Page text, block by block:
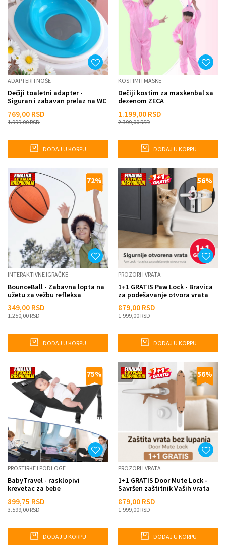
ADAPTERI I NOŠE
Dečiji toaletni adapter -
Siguran i zabavan prelaz na WC
769,00 RSD
1.999,00RSD
DODAJ U KORPU
KOSTIMI I MASKE
Dečiji kostim za maskenbal sa
dezenom ZECA
1.199,00 RSD
2.399,00RSD
DODAJ U KORPU
72%
INTERAKTIVNE IGRAČKE
BounceBall - Zabavna lopta na
užetu za vežbu refleksa
349,00 RSD
1.250,00RSD
DODAJ U KORPU
56%
PROZORI I VRATA
1+1 GRATIS Paw Lock - Bravica
za podešavanje otvora vrata
879,00 RSD
1.999,00RSD
DODAJ U KORPU
75%
PROSTIRKE I PODLOGE
BabyTravel - rasklopivi
krevetac za bebe
899,75 RSD
3.599,00RSD
DODAJ U KORPU
56%
PROZORI I VRATA
1+1 GRATIS Door Mute Lock -
Savršen zaštitnik Vaših vrata
879,00 RSD
1.999,00RSD
DODAJ U KORPU